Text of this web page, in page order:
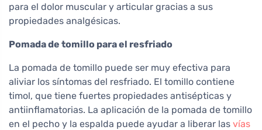
para el dolor muscular y articular gracias a sus
propiedades analgésicas.
Pomada de tomillo para el resfriado
La pomada de tomillo puede ser muy efectiva para
aliviar los síntomas del resfriado. El tomillo contiene
timol, que tiene fuertes propiedades antisépticas y
antiinflamatorias. La aplicación de la pomada de tomillo
en el pecho y la espalda puede ayudar a liberar las vías